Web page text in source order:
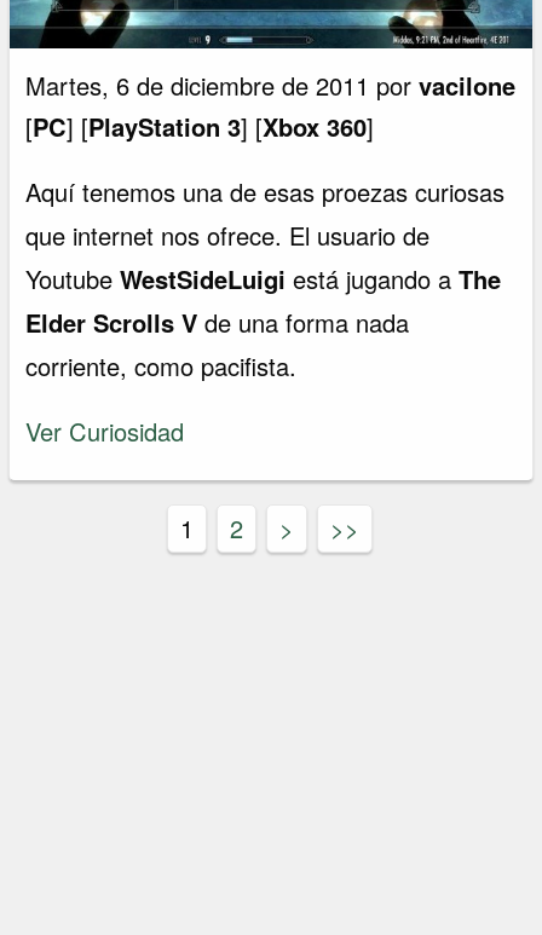
Martes, 6 de diciembre de 2011 porvacilone
[PC] [PlayStation 3] [Xbox 360]
Aquí tenemos una de esas proezas curiosas
que internet nos ofrece. El usuario de
YoutubeWestSideLuigiestá jugando aThe
Elder Scrolls V de una forma nada
corriente, como pacifista.
Ver Curiosidad
1 2 > >>